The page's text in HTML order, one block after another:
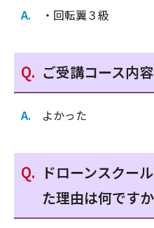
・回転翼３級
ご受講コース内
よかった
ドローンスクー
た理由は何です